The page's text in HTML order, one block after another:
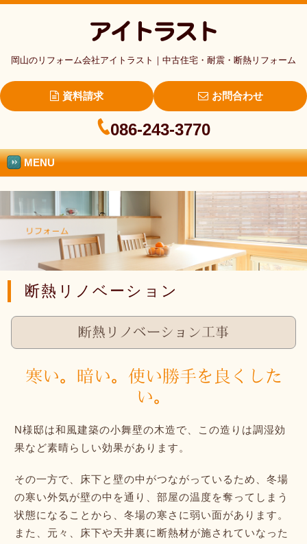
岡山のリフォーム会社アイトラスト｜中古住宅・耐震・断熱リフォーム
資料請求 お問合わせ
086-243-3770
MENU
断熱リノベーション
断熱リノベーション工事
寒い。暗い。 使い勝手を良くした
い。
N様邸は和風建築の小舞壁の木造で、この造りは調湿効
果など素晴らしい効果があります。
その一方で、床下と壁の中がつながっているため、冬場
の寒い外気が壁の中を通り、部屋の温度を奪ってしまう
状態になることから、冬場の寒さに弱い面があります。
また、元々、床下や天井裏に断熱材が施されていなった